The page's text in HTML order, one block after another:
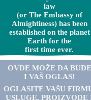
law
(or The Embassy of
Almightiness) has been
established on the planet
Earth for the
first time ever.
OVDE MOŽE DA BUDE
I VAŠ OGLAS!
OGLASITE VAŠU
USLUGE, PROIZVODE